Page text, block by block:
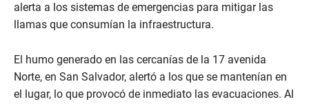
alerta a los sistemas de emergencias para mitigar las
llamas que consumían la infraestructura.
El humo generado en las cercanías de la 17 avenida
Norte, en San Salvador, alertó a los que se mantenían en
el lugar, lo que provocó de inmediato las evacuaciones. Al